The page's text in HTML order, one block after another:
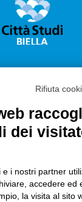
Studi S.p.A.
G. Pella, 2 –
18.235.000,00
C. F. e numero
Rifiuta
dei
i nostri partner
accedere ed
la visita al sito